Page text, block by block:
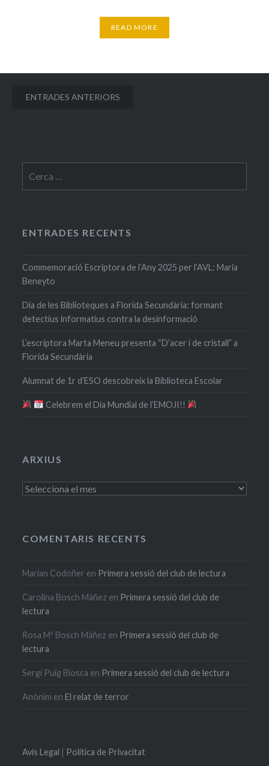
READ MORE
Navegació
ENTRADES ANTERIORS
ENTRADES RECENTS
Commemoració Escriptora de l’Any 2025 per l’AVL: Maria
Beneyto
Dia de les Biblioteques a Florida Secundària: formant
detectius informatius contra la desinformació
L’escriptora Marta Meneu presenta “D’acer i de cristall” a
Florida Secundària
Alumnat de 1r d’ESO descobreix la Biblioteca Escolar
​ Celebrem el Dia Mundial de l’EMOJI!!
ARXIUS
Arxius
COMENTARIS RECENTS
Marian Codoñer en Primera sessió del club de lectura
Carolina Bosch Máñez en Primera sessió del club de
lectura
Rosa Mª Bosch Máñez en Primera sessió del club de
lectura
Sergi Puig Biosca en Primera sessió del club de lectura
Anònim enEl relat de terror
Avís Legal | Política de Privacitat